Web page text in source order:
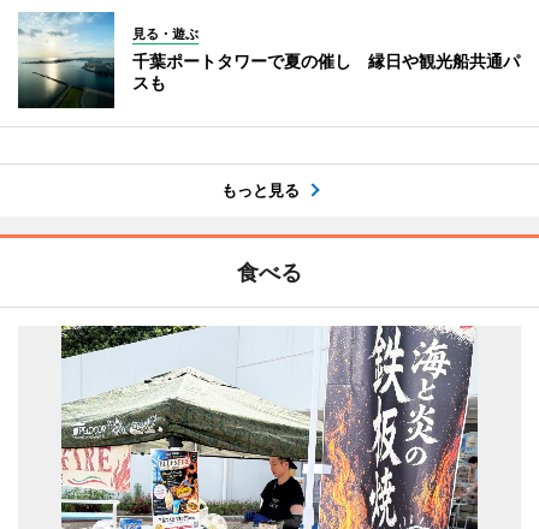
見る・遊ぶ
千葉ポートタワーで夏の催し 縁日や観光船共通パ
スも
もっと見る
食べる